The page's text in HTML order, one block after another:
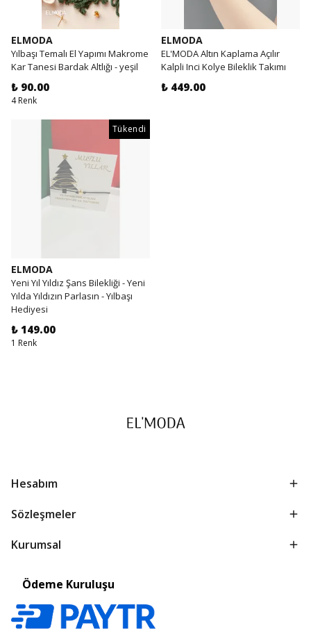
ELMODA
Yılbaşı Temalı El Yapımı Makrome
Kar Tanesi Bardak Altlığı - yeşil
₺ 90.00
4 Renk
ELMODA
EL'MODA Altın Kaplama Açılır
Kalpli Inci Kolye Bileklik Takımı
₺ 449.00
Tükendi
ELMODA
Yeni Yıl Yıldız Şans Bilekliği - Yeni
Yılda Yıldızın Parlasın - Yılbaşı
Hediyesi
₺ 149.00
1 Renk
Hesabım
Sözleşmeler
Kurumsal
Ödeme Kuruluşu